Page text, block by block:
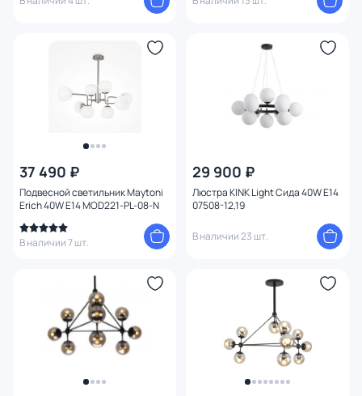
37 490 ₽
Подвесной светильник Maytoni
Erich 40W E14 MOD221-PL-08-N
В наличии 7 шт.
29 900 ₽
Люстра KINK Light Сида 40W E14
07508-12,19
В наличии 23 шт.